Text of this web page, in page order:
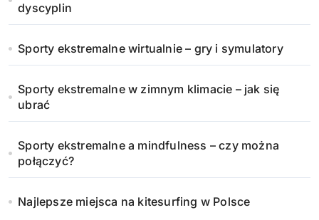
dyscyplin
Sporty ekstremalne wirtualnie – gry i symulatory
Sporty ekstremalne w zimnym klimacie – jak się
ubrać
Sporty ekstremalne a mindfulness – czy można
połączyć?
Najlepsze miejsca na kitesurfing w Polsce